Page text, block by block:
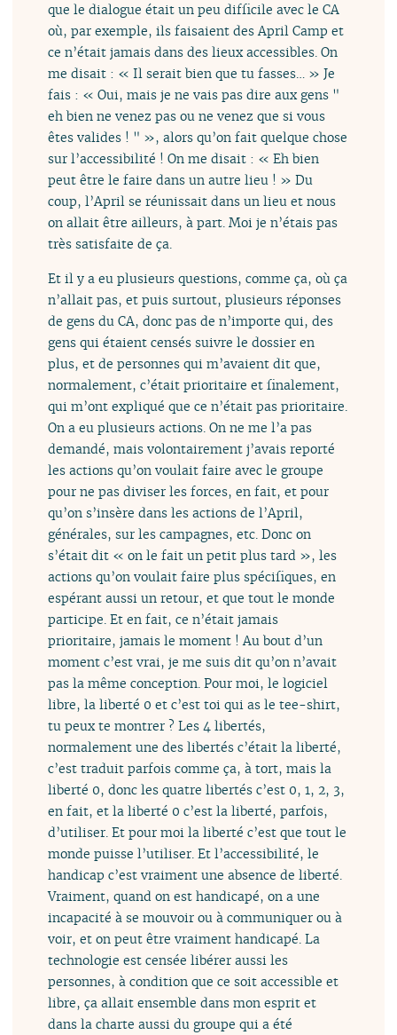
que le dialogue était un peu difficile avec le CA
où, par exemple, ils faisaient des April Camp et
ce n’était jamais dans des lieux accessibles. On
me disait : « Il serait bien que tu fasses… » Je
fais : « Oui, mais je ne vais pas dire aux gens "
eh bien ne venez pas ou ne venez que si vous
êtes valides ! " », alors qu’on fait quelque chose
sur l’accessibilité ! On me disait : « Eh bien
peut être le faire dans un autre lieu ! » Du
coup, l’April se réunissait dans un lieu et nous
on allait être ailleurs, à part. Moi je n’étais pas
très satisfaite de ça.
Et il y a eu plusieurs questions, comme ça, où ça
n’allait pas, et puis surtout, plusieurs réponses
de gens du CA, donc pas de n’importe qui, des
gens qui étaient censés suivre le dossier en
plus, et de personnes qui m’avaient dit que,
normalement, c’était prioritaire et finalement,
qui m’ont expliqué que ce n’était pas prioritaire.
On a eu plusieurs actions. On ne me l’a pas
demandé, mais volontairement j’avais reporté
les actions qu’on voulait faire avec le groupe
pour ne pas diviser les forces, en fait, et pour
qu’on s’insère dans les actions de l’April,
générales, sur les campagnes, etc. Donc on
s’était dit « on le fait un petit plus tard », les
actions qu’on voulait faire plus spécifiques, en
espérant aussi un retour, et que tout le monde
participe. Et en fait, ce n’était jamais
prioritaire, jamais le moment ! Au bout d’un
moment c’est vrai, je me suis dit qu’on n’avait
pas la même conception. Pour moi, le logiciel
libre, la liberté 0 et c’est toi qui as le tee-shirt,
tu peux te montrer ? Les 4 libertés,
normalement une des libertés c’était la liberté,
c’est traduit parfois comme ça, à tort, mais la
liberté 0, donc les quatre libertés c’est 0, 1, 2, 3,
en fait, et la liberté 0 c’est la liberté, parfois,
d’utiliser. Et pour moi la liberté c’est que tout le
monde puisse l’utiliser. Et l’accessibilité, le
handicap c’est vraiment une absence de liberté.
Vraiment, quand on est handicapé, on a une
incapacité à se mouvoir ou à communiquer ou à
voir, et on peut être vraiment handicapé. La
technologie est censée libérer aussi les
personnes, à condition que ce soit accessible et
libre, ça allait ensemble dans mon esprit et
dans la charte aussi du groupe qui a été